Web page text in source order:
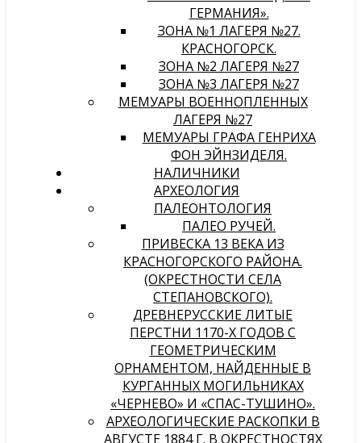
ГЕРМАНИЯ».
ЗОНА №1 ЛАГЕРЯ №27.
КРАСНОГОРСК.
ЗОНА №2 ЛАГЕРЯ №27
ЗОНА №3 ЛАГЕРЯ №27
МЕМУАРЫ ВОЕННОПЛЕННЫХ
ЛАГЕРЯ №27
МЕМУАРЫ ГРАФА ГЕНРИХА
ФОН ЭЙНЗИДЕЛЯ.
НАЛИЧНИКИ
АРХЕОЛОГИЯ
ПАЛЕОНТОЛОГИЯ
ПАЛЕО РУЧЕЙ.
ПРИВЕСКА 13 ВЕКА ИЗ
КРАСНОГОРСКОГО РАЙОНА.
(ОКРЕСТНОСТИ СЕЛА
СТЕПАНОВСКОГО).
ДРЕВНЕРУССКИЕ ЛИТЫЕ
ПЕРСТНИ 1170-Х ГОДОВ С
ГЕОМЕТРИЧЕСКИМ
ОРНАМЕНТОМ, НАЙДЕННЫЕ В
КУРГАННЫХ МОГИЛЬНИКАХ
«ЧЕРНЕВО» И «СПАС-ТУШИНО».
АРХЕОЛОГИЧЕСКИЕ РАСКОПКИ В
АВГУСТЕ 1884 Г. В ОКРЕСТНОСТЯХ